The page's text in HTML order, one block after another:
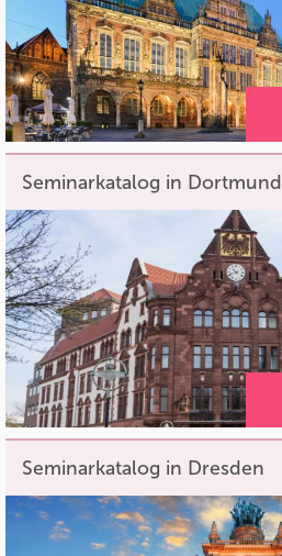
Seminarkatalog in Dortmund
Seminarkatalog in Dresden